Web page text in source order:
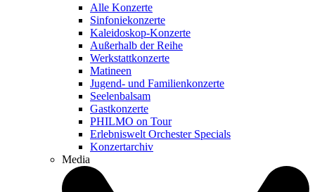
Alle Konzerte
Sinfoniekonzerte
Kaleidoskop-Konzerte
Außerhalb der Reihe
Werkstattkonzerte
Matineen
Jugend- und Familienkonzerte
Seelenbalsam
Gastkonzerte
PHILMO on Tour
Erlebniswelt Orchester Specials
Konzertarchiv
Media